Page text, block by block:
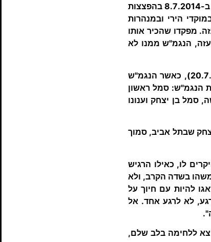
לישראל, ובעקבות כך יצאה ישראל למבצע "צוק איתן" נגד החמאס באזור עזה. המבצע החל ב-8.7.2014 בהפצצות
הירי ובמנהרות
מפקדו שהכיר אותו
הנגמ"ש ממנו לא
שון נפל בקרב בשכונת שוג'אעייה בעזה במבצע "צוק איתן" ביום כ"ב בתמוז תשע"ד (20.7.2014), כאשר הנגמ"ש
הנגמ"ש: סמל ראשון
סמל בן יצחק וענונו
שבתל אביב, סמוך
לו, כאילו הרגיש
בשדה הקרב, ולא
להיות עם חיוך על
לא לרגע אחד. אל
ללחימה בלב שלם,